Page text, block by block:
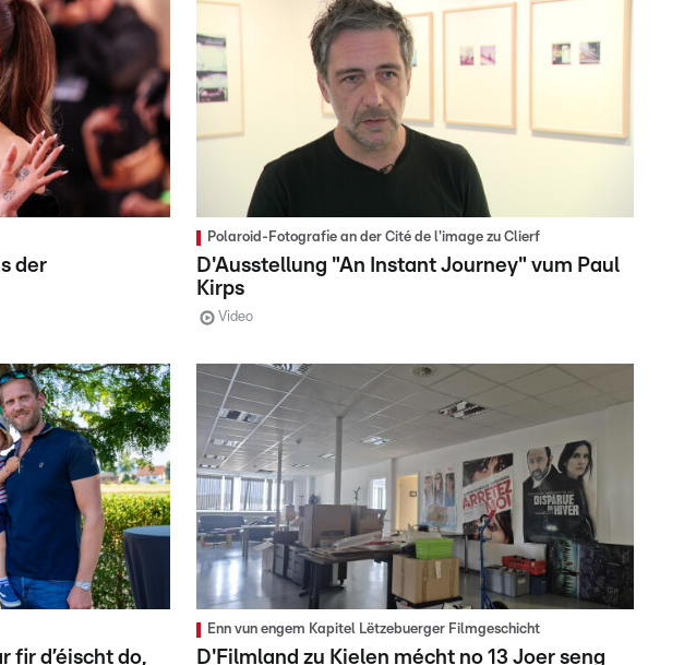
der
Polaroid-Fotografie an der Cité de l'image zu Clierf
D'Ausstellung "An Instant Journey" vum Paul
Kirps
Video
fir d’éischt do,
Enn vun engem Kapitel Lëtzebuerger Filmgeschicht
D'Filmland zu Kielen mécht no 13 Joer seng